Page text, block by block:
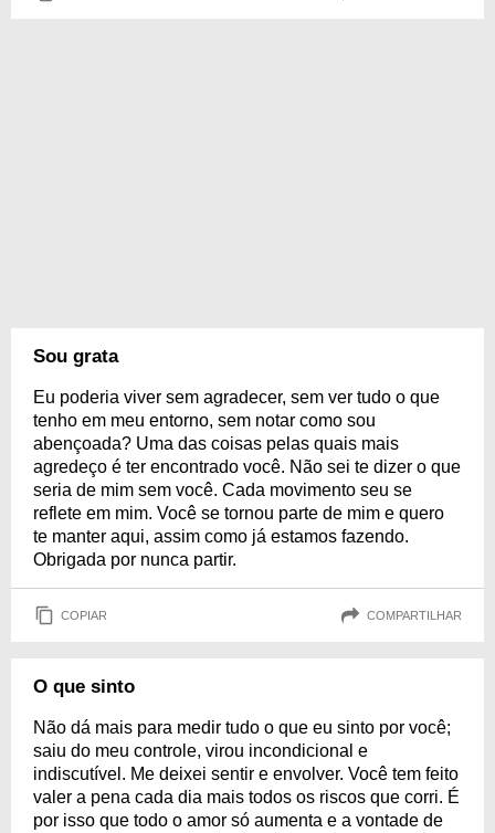
Sou grata
Eu poderia viver sem agradecer, sem ver tudo o que
tenho em meu entorno, sem notar como sou
abençoada? Uma das coisas pelas quais mais
agredeço é ter encontrado você. Não sei te dizer o que
seria de mim sem você. Cada movimento seu se
reflete em mim. Você se tornou parte de mim e quero
te manter aqui, assim como já estamos fazendo.
Obrigada por nunca partir.
COPIAR COMPARTILHAR
O que sinto
Não dá mais para medir tudo o que eu sinto por você;
saiu do meu controle, virou incondicional e
indiscutível. Me deixei sentir e envolver. Você tem feito
valer a pena cada dia mais todos os riscos que corri. É
por isso que todo o amor só aumenta e a vontade de